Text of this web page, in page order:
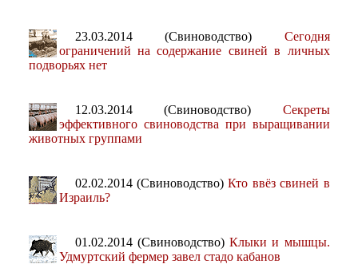
23.03.2014 (Свиноводство) Сегодня
ограничений на содержание свиней в личных
подворьях нет
12.03.2014 (Свиноводство) Секреты
эффективного свиноводства при выращивании
животных группами
02.02.2014 (Свиноводство)Кто ввёз свиней в
Израиль?
01.02.2014 (Свиноводство) Клыки и мышцы.
Удмуртский фермер завел стадо кабанов